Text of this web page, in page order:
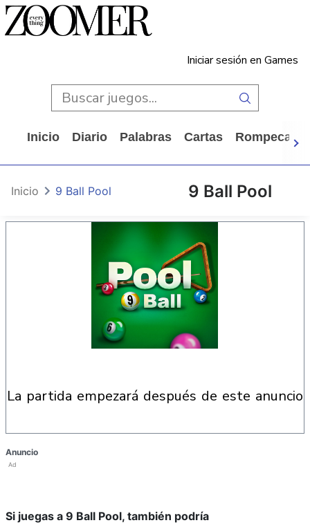
Iniciar sesión en Games
Inicio Diario Palabras Cartas
9 Ball Pool
Inicio 9 Ball Pool
la partida empezará después de este anuncio
Anuncio
Ad
Si juegas a 9 Ball Pool, también podría